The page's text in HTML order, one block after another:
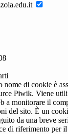
nome di cookie è
Piwik. Viene
a monitorare il
del sito. È un
da una breve
di riferimento per